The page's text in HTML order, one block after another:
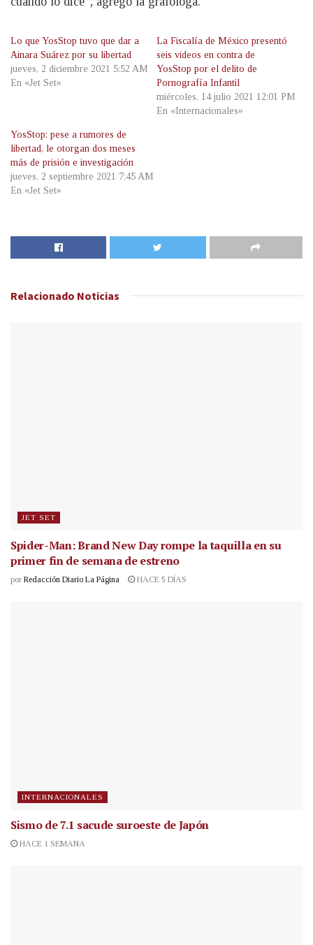
Lo que YosStop tuvo que dar a
Ainara Suárez por su libertad
jueves, 2 diciembre 2021 5:52 AM
En «Jet Set»
La Fiscalía de México presentó
seis videos en contra de
YosStop por el delito de
Pornografía Infantil
miércoles, 14 julio 2021 12:01 PM
En «Internacionales»
YosStop: pese a rumores de
libertad, le otorgan dos meses
más de prisión e investigación
jueves, 2 septiembre 2021 7:45 AM
En «Jet Set»
Relacionado Noticias
JET SET
Spider-Man: Brand New Day rompe la taquilla en su
primer fin de semana de estreno
por Redacción Diario La Página HACE 5 DÍAS
INTERNACIONALES
Sismo de 7.1 sacude suroeste de Japón
HACE 1 SEMANA